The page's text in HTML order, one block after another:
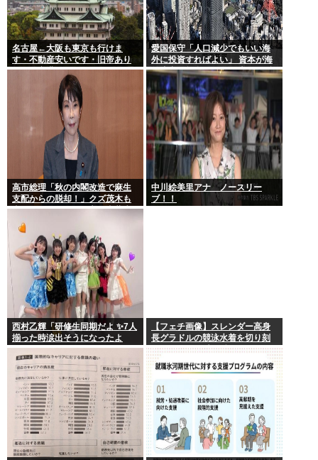
名古屋←大阪も東京も行けま
す・不動産安いです・旧帝あり
ます・空港あります 不人気な理
愛国保守「人口減少でもいい海
外に投資すればよい」 資本が海
外流出し賃金もGDPも上がらず
海外が成長
高市総理「秋の内閣改造で麻生
支配からの脱却！」クズ茂木も
壺ホークもクビの一方で壺萩生
田が復権へ
中川絵美里アナ ノースリー
ブ！！
西村乙輝「研修生同期だよ ✨7人
揃った時涙出そうになったよ
ね」
【フェチ画像】スレンダー高身
長グラドルの競泳水着を切り刻
むとヌルヌル 大開脚×マッサージ
【鹿】